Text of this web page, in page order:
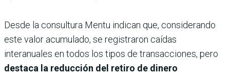
Desde la consultura Mentu indican que, considerando
este valor acumulado, se registraron caídas
interanuales en todos los tipos de transacciones, pero
destaca la reducción del retiro de dinero